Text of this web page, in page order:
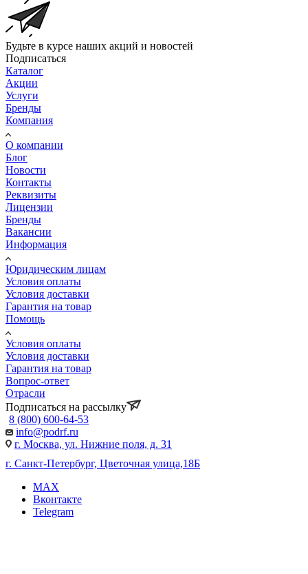
Будьте в курсе наших акций и новостей
Подписаться
Каталог
Акции
Услуги
Бренды
Компания
О компании
Блог
Новости
Контакты
Реквизиты
Лицензии
Бренды
Вакансии
Информация
Юридическим лицам
Условия оплаты
Условия доставки
Гарантия на товар
Помощь
Условия оплаты
Условия доставки
Гарантия на товар
Вопрос-ответ
Отрасли
Подписаться на рассылку
8 (800) 600-64-53
info@podrf.ru
г. Москва, ул. Нижние поля, д. 31
г. Санкт-Петербург, Цветочная улица,18Б
MAX
Вконтакте
Telegram